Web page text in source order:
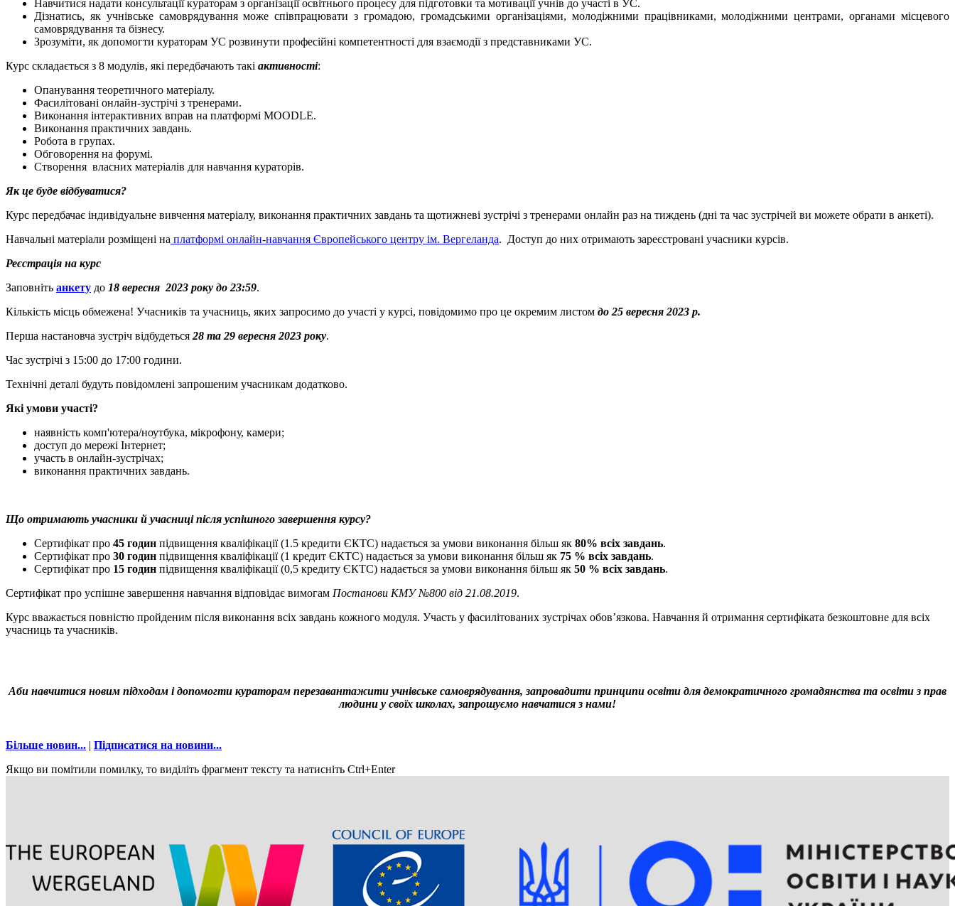
Навчитися надати консультації кураторам з організації освітнього процесу для підготовки та мотивації учнів до участі в УС.
Дізнатись, як учнівське самоврядування може співпрацювати з громадою, громадськими організаціями, молодіжними працівниками, молодіжними центрами, органами місцевого
самоврядування та бізнесу.
Зрозуміти, як допомогти кураторам УС розвинути професійні компетентності для взаємодії з представниками УС.
Курс складається з 8 модулів, які передбачають такі активності:
Опанування теоретичного матеріалу.
Фасилітовані онлайн-зустрічі з тренерами.
Виконання інтерактивних вправ на платформі MOODLE.
Виконання практичних завдань.
Робота в групах.
Обговорення на форумі.
Створення власних матеріалів для навчання кураторів.
Як це буде відбуватися?
Курс передбачає індивідуальне вивчення матеріалу, виконання практичних завдань та щотижневі зустрічі з тренерами онлайн раз на тиждень (дні та час зустрічей ви можете обрати в анкеті).
Навчальні матеріали розміщені на платформі онлайн-навчання Європейського центру ім. Вергеланда. Доступ до них отримають зареєстровані учасники курсів.
Реєстрація на курс
Заповніть анкету до 18 вересня 2023 року до 23:59.
Кількість місць обмежена! Учасників та учасниць, яких запросимо до участі у курсі, повідомимо про це окремим листом до 25 вересня 2023 р.
Перша настановча зустріч відбудеться 28 та 29 вересня 2023 року.
Час зустрічі з 15:00 до 17:00 години.
Технічні деталі будуть повідомлені запрошеним учасникам додатково.
Які умови участі?
наявність комп'ютера/ноутбука, мікрофону, камери;
доступ до мережі Інтернет;
участь в онлайн-зустрічах;
виконання практичних завдань.
Що отримають учасники й учасниці після успішного завершення курсу?
Сертифікат про 45 годин підвищення кваліфікації (1.5 кредити ЄКТС) надається за умови виконання більш як 80% всіх завдань.
Сертифікат про 30 годин підвищення кваліфікації (1 кредит ЄКТС) надається за умови виконання більш як 75 % всіх завдань.
Сертифікат про 15 годин підвищення кваліфікації (0,5 кредиту ЄКТС) надається за умови виконання більш як 50 % всіх завдань.
Сертифікат про успішне завершення навчання відповідає вимогам Постанови КМУ №800 від 21.08.2019.
Курс вважається повністю пройденим після виконання всіх завдань кожного модуля. Участь у фасилітованих зустрічах обов’язкова. Навчання й отримання сертифіката безкоштовне для всіх
учасниць та учасників.
Аби навчитися новим підходам і допомогти кураторам перезавантажити учнівське самоврядування, запровадити принципи освіти для демократичного громадянства та освіти з прав
людини у своїх школах, запрошуємо навчатися з нами!
Більше новин... | Підписатися на новини...
Якщо ви помітили помилку, то виділіть фрагмент тексту та натисніть Ctrl+Enter